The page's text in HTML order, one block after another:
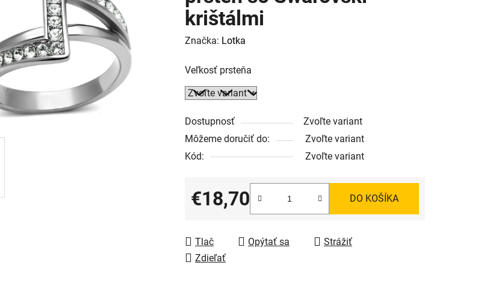
krištálmi
Značka: Lotka
Veľkosť prsteňa
Dostupnosť
Zvoľte variant
Môžeme doručiť do:
Zvoľte variant
Kód:
Zvoľte variant
€18,70
Jednotková cena:
DO KOŠÍKA
Tlač Opýtať sa
Strážiť
Zdieľať